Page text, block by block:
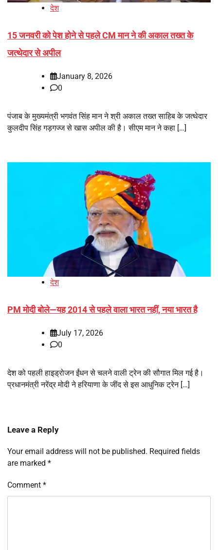
देश
15 जनवरी को पेश होने से पहले CM मान ने की अकाल तख्त के
जत्थेदार से अपील
January 8, 2026
0
पंजाब के मुख्यमंत्री भगवंत सिंह मान ने श्री अकाल तख्त साहिब के जत्थेदार
कुलदीप सिंह गड़गज्ज से खास अपील की है। सीएम मान ने कहा […]
देश
PM मोदी बोले—यह 2014 से पहले वाला भारत नहीं, नया भारत है
July 17, 2026
0
देश को पहली हाइड्रोजन ईंधन से चलने वाली ट्रेन की सौगात मिल गई है।
प्रधानमंत्री नरेंद्र मोदी ने हरियाणा के जींद से इस आधुनिक ट्रेन […]
Leave a Reply
Your email address will not be published. Required fields
are marked *
Comment *